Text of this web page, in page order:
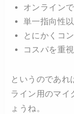
オンライン
単一指向性
とにかくコ
コスパを重
というのであれ
ライン用のマイ
ょうね。